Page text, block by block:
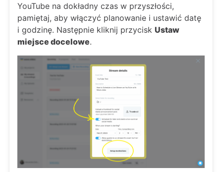
YouTube na dokładny czas w przyszłości,
pamiętaj, aby włączyć planowanie i ustawić datę
i godzinę. Następnie kliknij przycisk Ustaw
miejsce docelowe.